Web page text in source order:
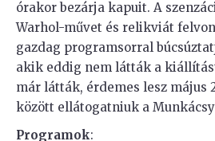
órakor bezárja kapuit. A
Warhol-művet és relikviát
gazdag programsorral
akik eddig nem látták a
már látták, érdemes lesz május
között ellátogatniuk a
Programok: